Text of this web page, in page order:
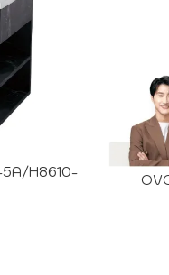
5A/H8610-